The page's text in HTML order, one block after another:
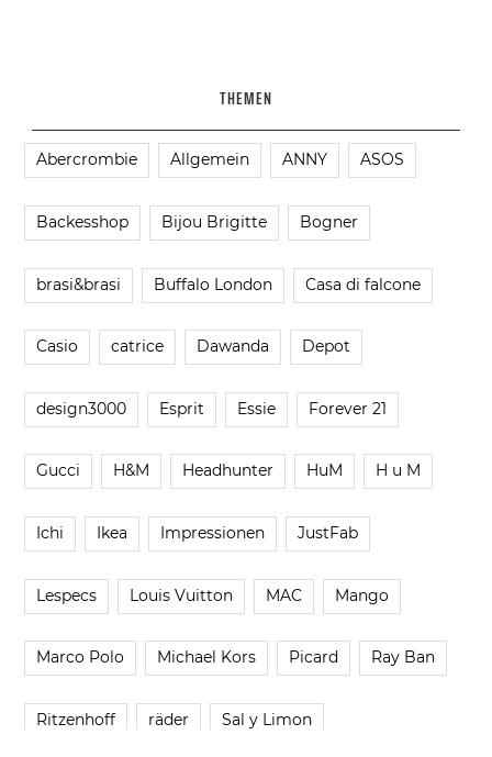
THEMEN
Abercrombie Allgemein ANNY ASOS
Backesshop Bijou Brigitte Bogner
brasi&brasi Buffalo London Casa di falcone
Casio catrice Dawanda Depot
design3000 Esprit Essie Forever 21
Gucci H&M Headhunter HuM H u M
Ichi Ikea Impressionen JustFab
Lespecs Louis Vuitton MAC Mango
Marco Polo Michael Kors Picard Ray Ban
Ritzenhoff räder Sal y Limon